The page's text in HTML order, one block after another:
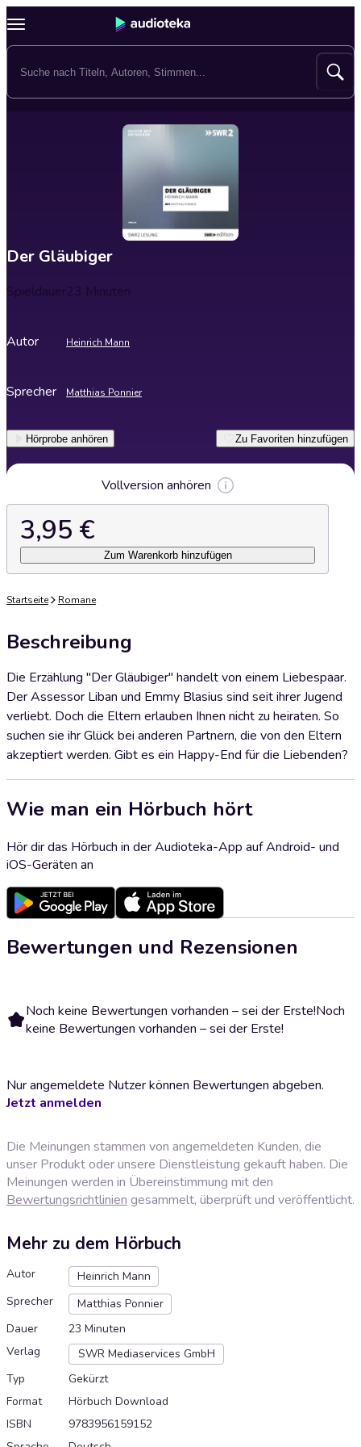
Der Gläubiger
Spieldauer23 Minuten
Autor Heinrich Mann
Sprecher Matthias Ponnier
Hörprobe anhören Zu Favoriten hinzufügen
Vollversion anhören
3,95 €
Zum Warenkorb hinzufügen
Startseite Romane
Beschreibung
Die Erzählung "Der Gläubiger" handelt von einem Liebespaar.
Der Assessor Liban und Emmy Blasius sind seit ihrer Jugend
verliebt. Doch die Eltern erlauben Ihnen nicht zu heiraten. So
suchen sie ihr Glück bei anderen Partnern, die von den Eltern
akzeptiert werden. Gibt es ein Happy-End für die Liebenden?
Wie man ein Hörbuch hört
Hör dir das Hörbuch in der Audioteka-App auf Android- und
iOS-Geräten an
Bewertungen und Rezensionen
Noch keine Bewertungen vorhanden – sei der Erste!Noch
keine Bewertungen vorhanden – sei der Erste!
Nur angemeldete Nutzer können Bewertungen abgeben.
Jetzt anmelden
Die Meinungen stammen von angemeldeten Kunden, die
unser Produkt oder unsere Dienstleistung gekauft haben. Die
Meinungen werden in Übereinstimmung mit den
Bewertungsrichtlinien gesammelt, überprüft und veröffentlicht.
Mehr zu dem Hörbuch
Autor
Heinrich Mann
Sprecher
Matthias Ponnier
Dauer
23 Minuten
Verlag
SWR Mediaservices GmbH
Typ
Gekürzt
Format
Hörbuch Download
ISBN
9783956159152